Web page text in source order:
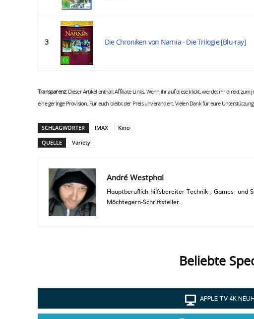
3 Die Chroniken von Narnia - Die Trilogie [Blu-ray]
Transparenz:Dieser Artikel enthält Affiliate-Links. Wenn ihr auf diese klickt, werdet ihr direkt
eine geringe Provision. Für euch bleibt der Preis unverändert. Vielen Dank für eure Unterstützung!
SCHLAGWÖRTER IMAX
Kino
QUELLE
Variety
André Westphal
Hauptberuflich hilfsbereiter Technik-, Games- und
Möchtegern-Schriftsteller.
Beliebte
APPLE TV 4K